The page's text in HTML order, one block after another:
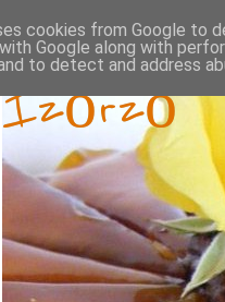
Ízőrző
cookies from Google to
Google along with
to detect and address